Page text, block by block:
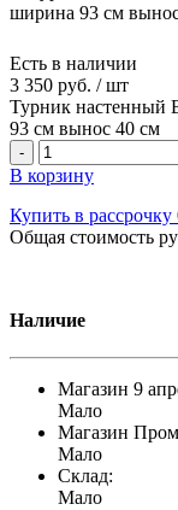
Есть в наличии
3 350 руб. / шт
Турник настенный
93 см вынос 40 см
-
В корзину
Купить в
Общая стоимость
Наличие
Магазин 9
Мало
Магазин
Мало
Склад:
Мало